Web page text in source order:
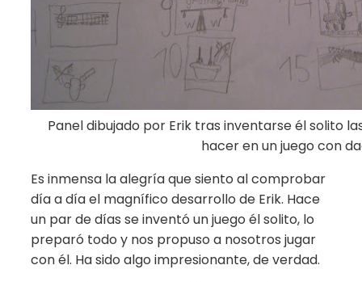
Panel dibujado por Erik tras inventarse él solito
hacer en un juego con
Es inmensa la alegría que siento al comprobar
día a día el magnífico desarrollo de Erik. Hace
un par de días se inventó un juego él solito, lo
preparó todo y nos propuso a nosotros jugar
con él. Ha sido algo impresionante, de verdad.